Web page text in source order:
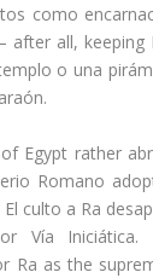
como
all, keeping
o una
Egypt rather
Romano
culto a Ra
Vía Iniciática.
Ra as the